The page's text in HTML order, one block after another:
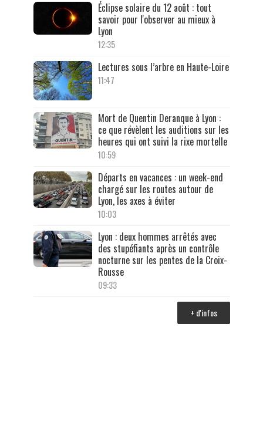
Éclipse solaire du 12 août : tout
savoir pour l'observer au mieux à
Lyon
12:35
Lectures sous l’arbre en Haute-Loire
11:47
Mort de Quentin Deranque à Lyon :
ce que révèlent les auditions sur les
heures qui ont suivi la rixe mortelle
10:59
Départs en vacances : un week-end
chargé sur les routes autour de
Lyon, les axes à éviter
10:03
Lyon : deux hommes arrêtés avec
des stupéfiants après un contrôle
nocturne sur les pentes de la Croix-
Rousse
09:33
+ d'infos